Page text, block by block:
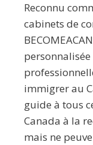
Reconnu
cabinets de
immigrer au
guide à tous
Canada à la
mais ne